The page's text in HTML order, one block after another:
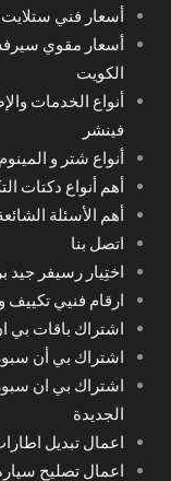
أسعار فني
أسعار مقوي
الكويت
أنواع الخدمات
فينشر
أنواع شتر و
أهم أنواع دكتات
أهم الأسئلة
اتصل بنا
اختِيار رسيفر جيد برمجة
ارقام فنيي تكييف
اشتراك باقات بي
اشتراك بي أن
الجديدة
اعمال تبديل
اعمال تصليح